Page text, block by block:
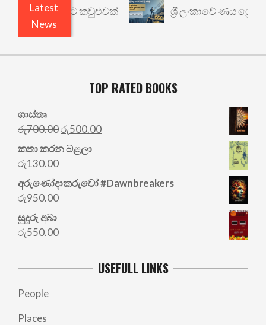
Latest
News
යථාර්ථයකට කවුළුවක් ශ්‍රී ලංකාවේ ණය ශ්‍රේණිගත
TOP RATED BOOKS
ශාස්තෘ
රු700.00Original
price
was:
රු500.00Current
කතා කරන බළලා
රු130.00
අරු‍ණෝදාකරුවෝ #Dawnbreakers
රු950.00
සුදුරු අබා
රු550.00
USEFULL LINKS
People
Places